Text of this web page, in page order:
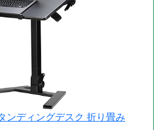
ンディングデスク 折り畳み